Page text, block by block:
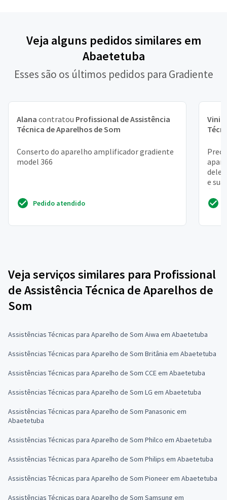
Veja alguns pedidos similares em
Abaetetuba
Esses são os últimos pedidos para Gradiente
Alana contratou Profissional de Assistência
Técnica de Aparelhos de Som
Conserto do aparelho amplificador gradiente
model 366
Pedido atendido
dele!
e
é
Veja serviços similares para Profissional
de Assistência Técnica de Aparelhos de
Som
Assistências Técnicas para Aparelho de Som Aiwa em Abaetetuba
Assistências Técnicas para Aparelho de Som Britânia em Abaetetuba
Assistências Técnicas para Aparelho de Som CCE em Abaetetuba
Assistências Técnicas para Aparelho de Som LG em Abaetetuba
Assistências Técnicas para Aparelho de Som Panasonic em
Abaetetuba
Assistências Técnicas para Aparelho de Som Philco em Abaetetuba
Assistências Técnicas para Aparelho de Som Philips em Abaetetuba
Assistências Técnicas para Aparelho de Som Pioneer em Abaetetuba
Assistências Técnicas para Aparelho de Som Samsung em